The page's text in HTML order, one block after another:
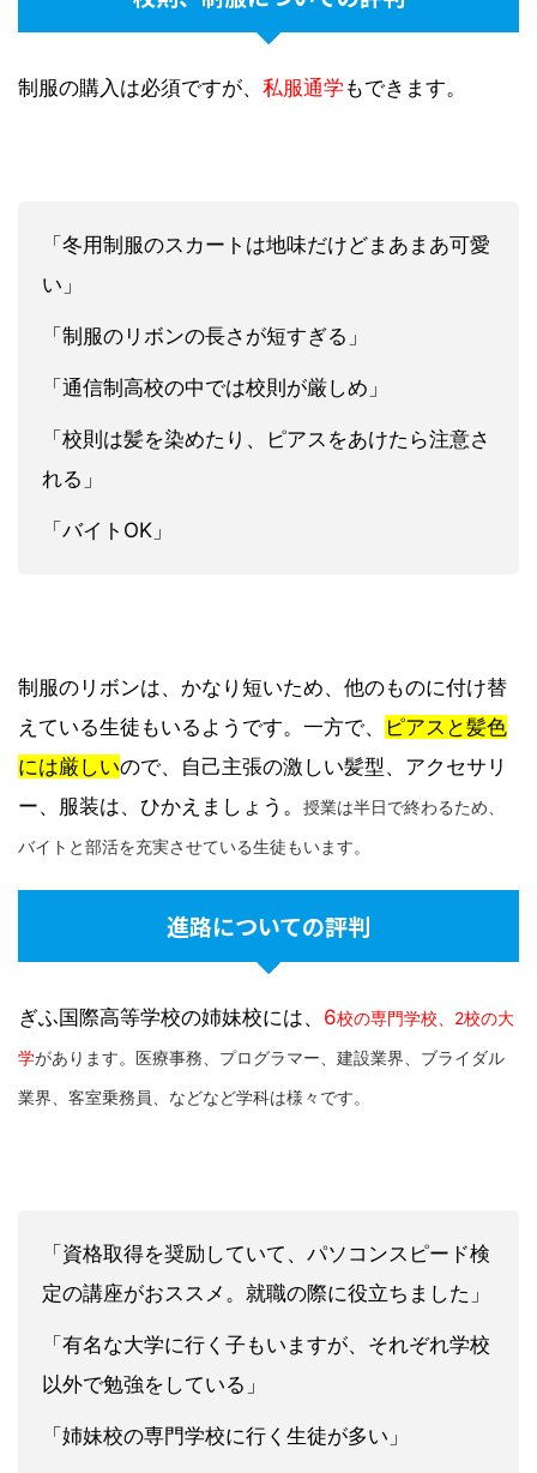
制服の購入は必須ですが、 私服通学 もできます。
「冬用制服のスカートは地味だけどまあまあ可愛
い」
「制服のリボンの長さが短すぎる」
「通信制高校の中では校則が厳しめ」
「校則は髪を染めたり、ピアスをあけたら注意さ
れる」
「バイトOK」
制服のリボンは、かなり短いため、他のものに付け替
えている生徒もいるようです。一方で、
ピアスと髪色
には厳しいので、自己主張の激しい髪型、アクセサリ
ー、服装は、ひかえましょう。 授業は半日で終わるため、
バイトと部活を充実させている生徒もいます。
進路についての評判
ぎふ国際高等学校の姉妹校には、 6校の専門学校、2校の大
学があります。 医療事務、プログラマー、建設業界、ブライダル
業界、客室乗務員、などなど学科は様々です。
「資格取得を奨励していて、パソコンスピード検
定の講座がおススメ。就職の際に役立ちました」
「有名な大学に行く子もいますが、それぞれ学校
以外で勉強をしている」
「姉妹校の専門学校に行く生徒が多い」